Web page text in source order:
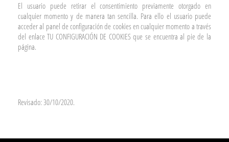
El usuario puede retirar el consentimiento previamente otorgado en
cualquier momento y de manera tan sencilla. Para ello el usuario puede
acceder al panel de configuración de cookies en cualquier momento a través
del enlace TU CONFIGURACIÓN DE COOKIES que se encuentra al pie de la
página.
Revisado: 30/10/2020.